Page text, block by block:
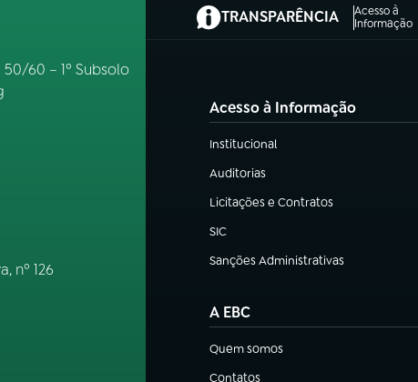
60 – 1º Subsolo
nº 126
TRANSPARÊNCIA
Acesso à
Informação
(abre em nova aba)
Acesso à Informação
Institucional
(abre em nova aba)
Auditorias
(abre em nova aba)
Licitações e Contratos
(abre em nova aba)
SIC
(abre em nova aba)
Sanções Administrativas
(abre em nova aba)
A EBC
Quem somos
(abre em nova aba)
Contatos